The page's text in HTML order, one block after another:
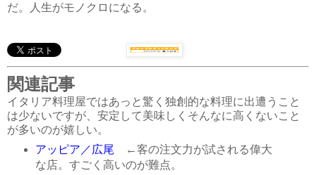
だ。人生がモノクロになる。
関連記事
イタリア料理屋ではあっと驚く独創的な料理に出遭うこと
は少ないですが、安定して美味しくそんなに高くないこと
が多いのが嬉しい。
アッピア／広尾 ←客の注文力が試される偉大
な店。すごく高いのが難点。